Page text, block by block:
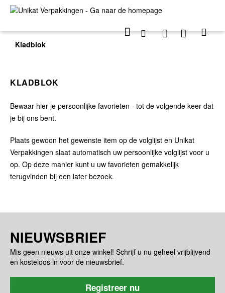
Kladblok
KLADBLOK
Bewaar hier je persoonlijke favorieten - tot de volgende keer dat
je bij ons bent.
Plaats gewoon het gewenste item op de volglijst en Unikat
Verpakkingen slaat automatisch uw persoonlijke volglijst voor u
op. Op deze manier kunt u uw favorieten gemakkelijk
terugvinden bij een later bezoek.
NIEUWSBRIEF
Mis geen nieuws uit onze winkel! Schrijf u nu geheel vrijblijvend
en kosteloos in voor de nieuwsbrief.
Registreer nu